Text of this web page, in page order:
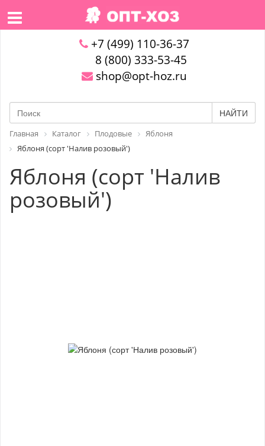
+7 (499) 110-36-37
8 (800) 333-53-45
shop@opt-hoz.ru
НАЙТИ
Главная Каталог Плодовые
Яблоня
Яблоня (сорт 'Налив розовый')
Яблоня (сорт 'Налив
розовый')